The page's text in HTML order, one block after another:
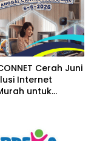
Cerah Juni
Internet
untuk